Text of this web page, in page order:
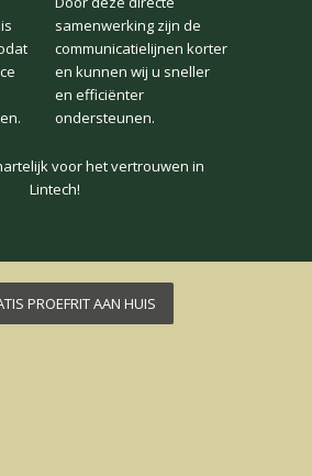
1 2 3 4
PROEFRIT AAN HUIS
samenwerking zijn de
communicatielijnen korter
en kunnen wij u sneller
en efficiënter
ondersteunen.
voor het vertrouwen in
Lintech!